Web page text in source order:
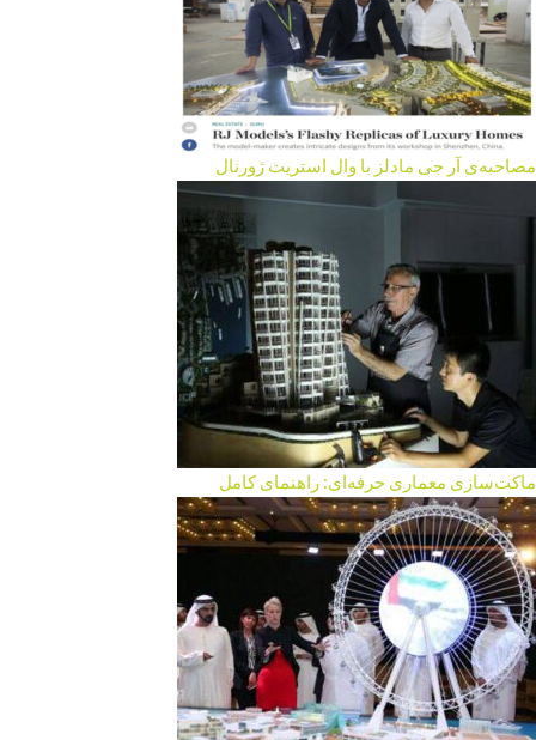
مصاحبه‌ی آر جی مادلز با وال استریت ژورنال
ماکت‌سازی معماری حرفه‌ای: راهنمای کامل